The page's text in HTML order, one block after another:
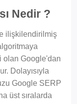
Nedir ?
ilişkilendirilmiş
olan Google'dan
Dolayısıyla
Google SERP
üst sıralarda